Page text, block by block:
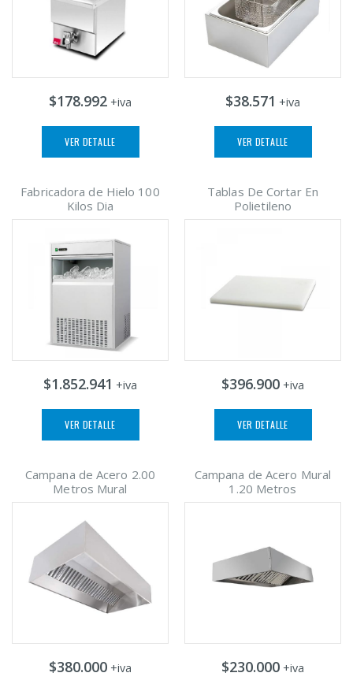
$178.992 +iva
VER DETALLE
$38.571 +iva
VER DETALLE
Fabricadora de Hielo 100
Kilos Dia
$1.852.941 +iva
VER DETALLE
Tablas De Cortar En
Polietileno
$396.900 +iva
VER DETALLE
Campana de Acero 2.00
Metros Mural
$380.000 +iva
Campana de Acero Mural
1.20 Metros
$230.000 +iva